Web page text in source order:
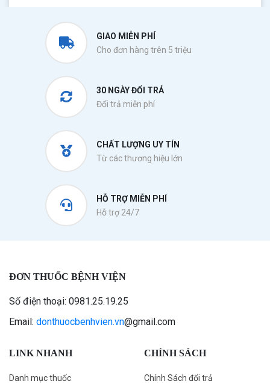
GIAO MIỄN PHÍ
Cho đơn hàng trên 5 triệu
30 NGÀY ĐỔI TRẢ
Đổi trả miễn phí
CHẤT LƯỢNG UY TÍN
Từ các thương hiệu lớn
HỖ TRỢ MIỄN PHÍ
Hỗ trợ 24/7
ĐƠN THUỐC BỆNH VIỆN
Số điện thoại: 0981.25.19.25
Email: donthuocbenhvien.vn@gmail.com
LINK NHANH
Danh mục thuốc
CHÍNH SÁCH
Chính Sách đổi trả